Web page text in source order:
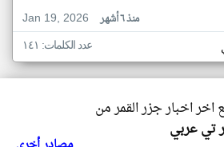
Jan 19, 2026
منذ ٦ أشهر
عدد الكلمات: ١٤١
اخر اخبار جزر القمر من
تي عربي